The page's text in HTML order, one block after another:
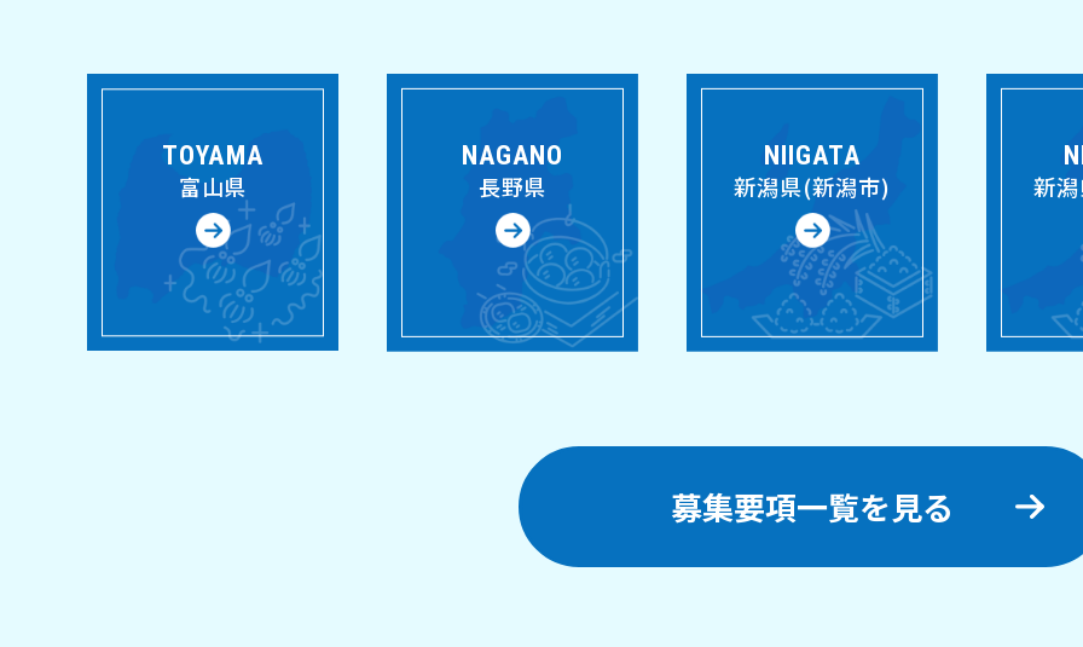
TOYAMA
富山県
NAGANO
長野県
NIIGATA
新潟県(新潟市) 新
募集要項一覧を見る